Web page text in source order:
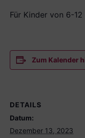
Für Kinder von 6-
Zum Kalender
DETAILS
Datum:
Dezember 13, 2023